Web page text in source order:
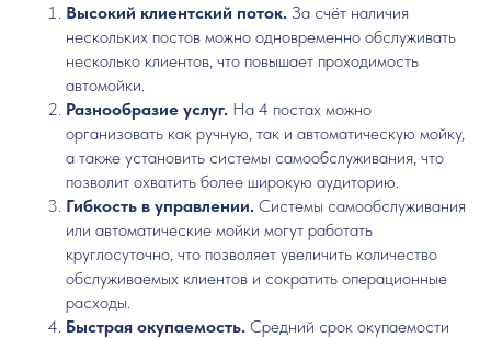
Высокий клиентский поток. За счёт наличия
нескольких постов можно одновременно обслуживать
несколько клиентов, что повышает проходимость
автомойки.
Разнообразие услуг. На 4 постах можно
организовать как ручную, так и автоматическую мойку,
а также установить системы самообслуживания, что
позволит охватить более широкую аудиторию.
Гибкость в управлении. Системы самообслуживания
или автоматические мойки могут работать
круглосуточно, что позволяет увеличить количество
обслуживаемых клиентов и сократить операционные
расходы.
Быстрая окупаемость. Средний срок окупаемости